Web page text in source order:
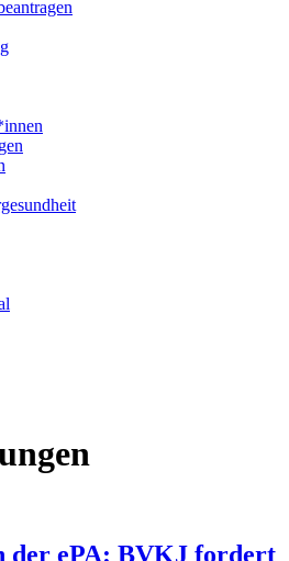
der ePA: BVKJ fordert